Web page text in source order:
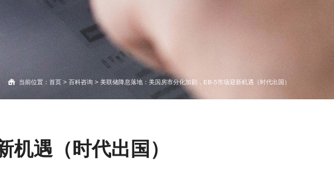
当前位置： 首页 > 百科咨询 > 美联储降息落地：美国房市分化加剧，EB-5市场迎新机遇（时代出国）
遇（时代出国）